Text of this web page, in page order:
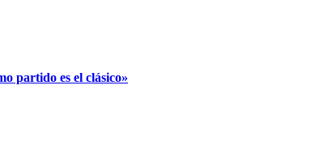
partido es el clásico»